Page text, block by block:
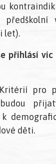
let).
přihlásí
pro
děti.